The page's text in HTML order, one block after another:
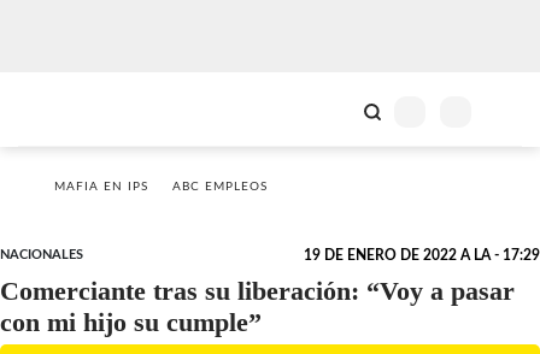
MAFIA EN IPS ABC EMPLEOS
NACIONALES 19 DE ENERO DE 2022 A LA - 17:29
Comerciante tras su liberación: “Voy a pasar
con mi hijo su cumple”